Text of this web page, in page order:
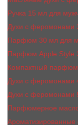
Ручка 15 мл для
Духи с феромонами
Парфюм 30 мл для
Парфюм Apple Style
Компактный
Духи с феромонами
Духи с феромонами
Парфюмерное
Ароматизированные